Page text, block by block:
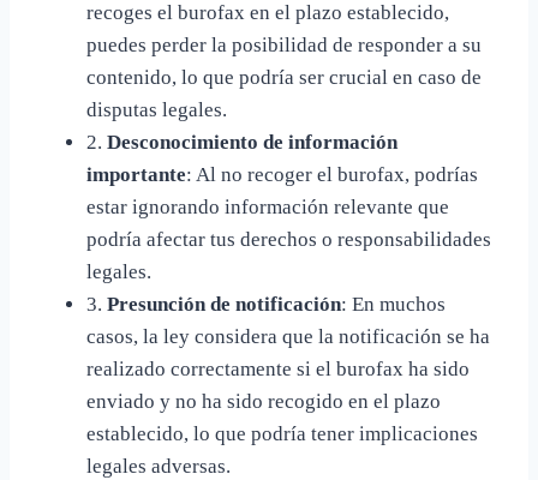
recoges el burofax en el plazo establecido,
puedes perder la posibilidad de responder a su
contenido, lo que podría ser crucial en caso de
disputas legales.
2. Desconocimiento de información
importante: Al no recoger el burofax, podrías
estar ignorando información relevante que
podría afectar tus derechos o responsabilidades
legales.
3. Presunción de notificación: En muchos
casos, la ley considera que la notificación se ha
realizado correctamente si el burofax ha sido
enviado y no ha sido recogido en el plazo
establecido, lo que podría tener implicaciones
legales adversas.